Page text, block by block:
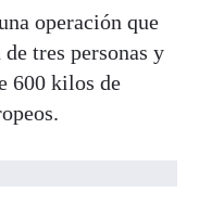
operación que
tres personas y
600 kilos de